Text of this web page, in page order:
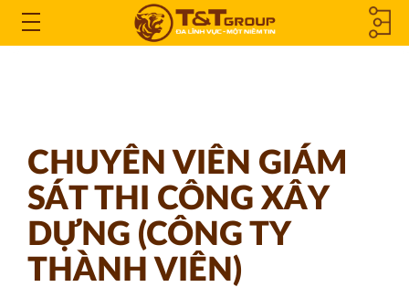
Open
CÔNG TY
CÔNG TY
CHUYÊN VIÊN GIÁM
SÁT THI CÔNG XÂY
DỰNG (CÔNG TY
THÀNH VIÊN)